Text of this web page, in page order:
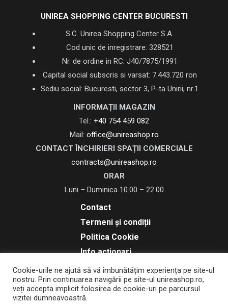
UNIREA SHOPPING CENTER BUCURESTI
S.C. Unirea Shopping Center S.A.
Cod unic de inregistrare: 328521
Nr. de ordine in RC: J40/7875/1991
Capital social subscris si varsat: 7.443.720 ron
Sediu social: Bucuresti, sector 3, P-ta Unirii, nr.1
INFORMAȚII MAGAZIN
Tel.: +40 754 459 082
Mail: office@unireashop.ro
CONTACT ÎNCHIRIERI SPAȚII COMERCIALE
contracts@unireashop.ro
ORAR
Luni – Duminica 10.00 – 22.00
Contact
Termeni și condiții
Politica Cookie
Info acționari
ANPC
Cookie-urile ne ajută să vă îmbunătățim experiența pe site-ul
nostru. Prin continuarea navigării pe site-ul unireashop.ro,
veți accepta implicit folosirea de cookie-uri pe parcursul
vizitei dumneavoastră.